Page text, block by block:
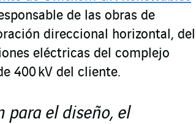
de las obras de
direccional horizontal, del
eléctricas del complejo
400 kV del cliente.
para el diseño, el